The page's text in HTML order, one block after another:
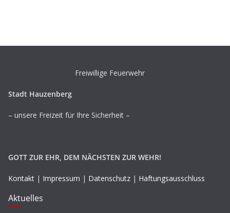
Freiwillige Feuerwehr
Stadt Hauzenberg
– unsere Freizeit für Ihre Sicherheit –
GOTT ZUR EHR, DEM NÄCHSTEN ZUR WEHR!
Kontakt | Impressum | Datenschutz | Haftungsausschluss
Aktuelles